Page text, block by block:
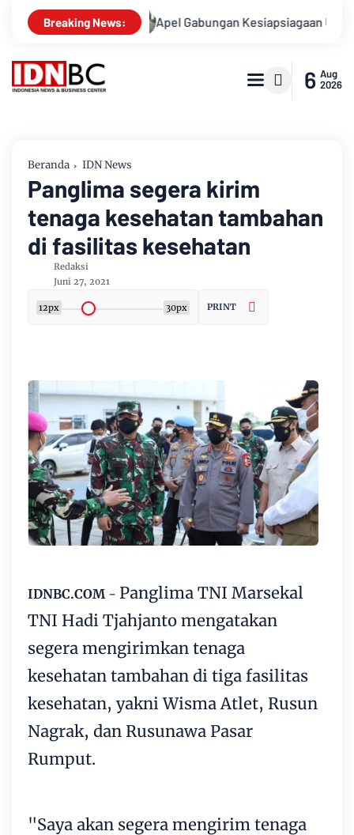
Breaking News:
Apel Gabungan Kesiapsiagaan Untuk
6 Aug
2026
Beranda IDN News
Panglima segera kirim
tenaga kesehatan tambahan
di fasilitas kesehatan
Redaksi
Juni 27, 2021
12px 30px PRINT
IDNBC.COM - Panglima TNI Marsekal
TNI Hadi Tjahjanto mengatakan
segera mengirimkan tenaga
kesehatan tambahan di tiga fasilitas
kesehatan, yakni Wisma Atlet, Rusun
Nagrak, dan Rusunawa Pasar
Rumput.
"Saya akan segera mengirim tenaga